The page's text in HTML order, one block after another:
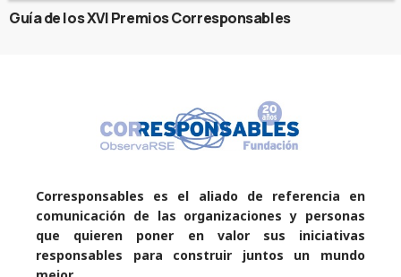
Guía de los XVI Premios Corresponsables
Corresponsables es el aliado de referencia en
comunicación de las organizaciones y personas
que quieren poner en valor sus iniciativas
responsables para construir juntos un mundo